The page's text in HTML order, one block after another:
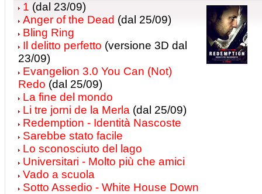
1 (dal 23/09)
Anger of the Dead (dal 25/09)
Bling Ring
Il delitto perfetto (versione 3D dal
23/09)
Evangelion 3.0 You Can (Not)
Redo (dal 25/09)
La fine del mondo
Li tre jorni de la Merla (dal 25/09)
Redemption - Identità Nascoste
Sarebbe stato facile
Lo sconosciuto del lago
Universitari - Molto più che amici
Vado a scuola
Sotto Assedio - White House Down